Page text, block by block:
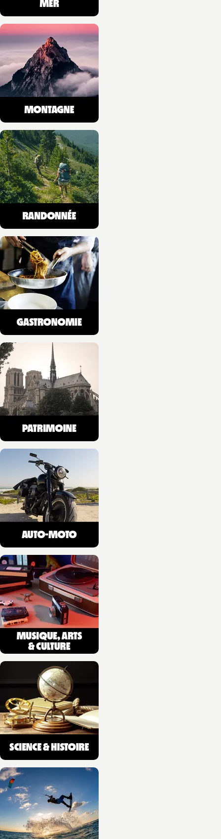
VOYAGES, SPORT ET HOBBIES
Une histoire du mont
Blanc
Hervé Bodeau
NOUVEAUTÉ
VOYAGES, SPORT ET HOBBIES
Une histoire du
parapente
Michel Ferrer
10/06/2026
NOUVEAUTÉ
goût du partage
Christian Têtedoie
Jean-Baptiste Cocagne
10/06/2026
NOUVEAUTÉ
MONTAGNE
Purée magique,
recettes de traileurs
Julien Azuar
Olivier Wyart
10/06/2026
VOYAGES, SPORT ET HOBBIES
Etapes T05
10/06/2026
NOUVEAUTÉ
SCIENCES ET HISTOIRE
Une histoire de la
navigation au féminin
Sandrine Pierrefeu
Crashs au mont Blanc
03/06/2026
NOUVEAUTÉ
MONTAGNE
Insectes en Montagne
(2e ed)
05/08/2026
VOYAGES, SPORT ET HOBBIES
Agenda montagne 2027
Ji-Young Demol Park
NOUVEAUTÉ
RANDONNÉE
Montagnes du Jura, les
plus belles
Guy Mazuez
Jean-Luc Girod
NOUVEAUTÉ
VOYAGES, SPORT ET HOBBIES
Une histoire du mont
Blanc
Hervé Bodeau
10/06/2026
NOUVEAUTÉ
VOYAGES, SPORT ET HOBBIES
Une histoire du
parapente
Michel Ferrer
NOUVEAUTÉ
GASTRONOMIE
Christian Têtedoie. Le
goût du partage
Christian Têtedoie
Jean-Baptiste Cocagne
10/06/2026
NOUVEAUTÉ
MONTAGNE
Purée magique,
recettes de traileurs
Julien Azuar
NOUVEAUTÉ
VOYAGES, SPORT ET HOBBIES
Etapes T05
10/06/2026
NOUVEAUTÉ